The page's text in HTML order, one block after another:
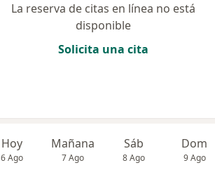
La reserva de citas en línea no está
disponible
Solicita una cita
Hoy
6 Ago
Mañana
7 Ago
Sáb
8 Ago
Dom
9 Ago